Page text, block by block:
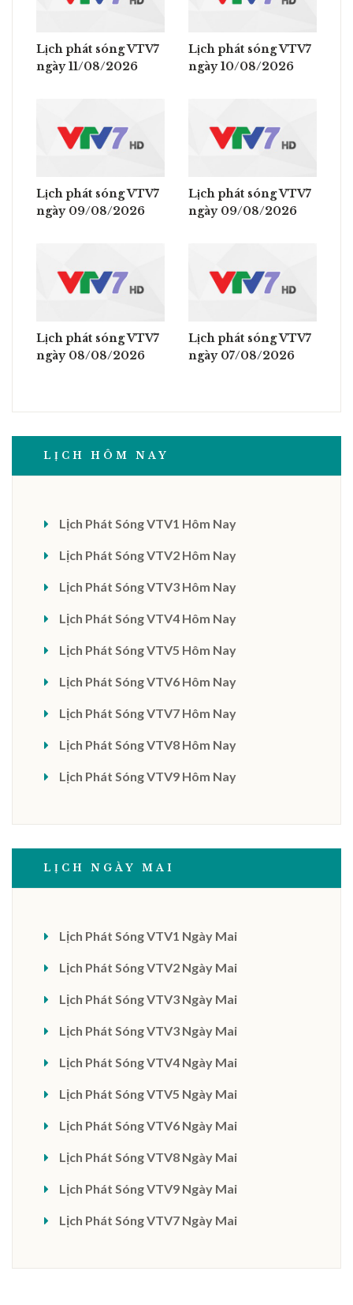
Lịch phát sóng VTV7
ngày 11/08/2026
Lịch phát sóng VTV7
ngày 10/08/2026
Lịch phát sóng VTV7
ngày 09/08/2026
Lịch phát sóng VTV7
ngày 09/08/2026
Lịch phát sóng VTV7
ngày 08/08/2026
Lịch phát sóng VTV7
ngày 07/08/2026
LỊCH HÔM NAY
Lịch Phát Sóng VTV1 Hôm Nay
Lịch Phát Sóng VTV2 Hôm Nay
Lịch Phát Sóng VTV3 Hôm Nay
Lịch Phát Sóng VTV4 Hôm Nay
Lịch Phát Sóng VTV5 Hôm Nay
Lịch Phát Sóng VTV6 Hôm Nay
Lịch Phát Sóng VTV7 Hôm Nay
Lịch Phát Sóng VTV8 Hôm Nay
Lịch Phát Sóng VTV9 Hôm Nay
LỊCH NGÀY MAI
Lịch Phát Sóng VTV1 Ngày Mai
Lịch Phát Sóng VTV2 Ngày Mai
Lịch Phát Sóng VTV3 Ngày Mai
Lịch Phát Sóng VTV3 Ngày Mai
Lịch Phát Sóng VTV4 Ngày Mai
Lịch Phát Sóng VTV5 Ngày Mai
Lịch Phát Sóng VTV6 Ngày Mai
Lịch Phát Sóng VTV8 Ngày Mai
Lịch Phát Sóng VTV9 Ngày Mai
Lịch Phát Sóng VTV7 Ngày Mai